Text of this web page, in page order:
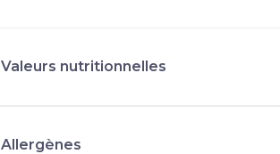
Valeurs nutritionnelles
Allergènes